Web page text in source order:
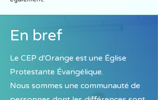
En bref
Le CEP d'Orange est une Église
Protestante Évangélique.
Nous sommes une communauté de